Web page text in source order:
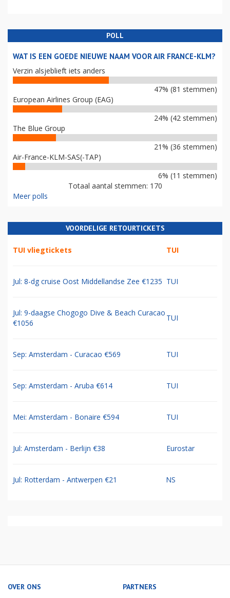
POLL
WAT IS EEN GOEDE NIEUWE NAAM VOOR AIR FRANCE-KLM?
Verzin alsjeblieft iets anders
47% (81 stemmen)
European Airlines Group (EAG)
24% (42 stemmen)
The Blue Group
21% (36 stemmen)
Air-France-KLM-SAS(-TAP)
6% (11 stemmen)
Totaal aantal stemmen: 170
Meer polls
VOORDELIGE RETOURTICKETS
TUI vliegtickets TUI
Jul: 8-dg cruise Oost Middellandse Zee €1235 TUI
Jul: 9-daagse Chogogo Dive & Beach Curacao
€1056
TUI
Sep: Amsterdam - Curacao €569 TUI
Sep: Amsterdam - Aruba €614 TUI
Mei: Amsterdam - Bonaire €594 TUI
Jul: Amsterdam - Berlijn €38 Eurostar
Jul: Rotterdam - Antwerpen €21 NS
OVER ONS PARTNERS